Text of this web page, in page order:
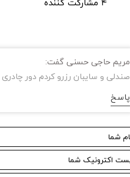
مریم حاجی حسنی گفت:
صندلی و سایبان رزرو کردم دور چادری
پاسخ